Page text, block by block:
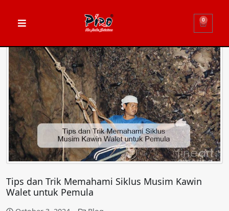
0
Tips dan Trik Memahami Siklus Musim Kawin
Walet untuk Pemula